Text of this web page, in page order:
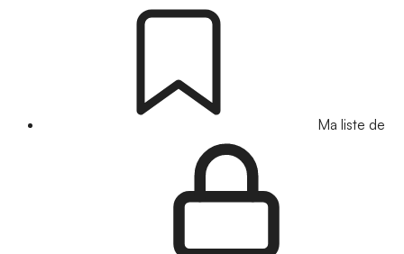
Ma liste de